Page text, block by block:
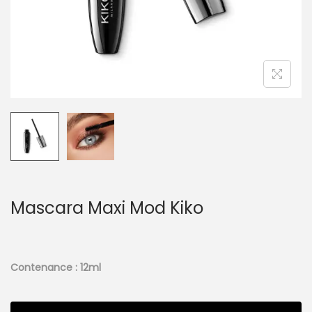
Mascara Maxi Mod Kiko
Contenance : 12ml